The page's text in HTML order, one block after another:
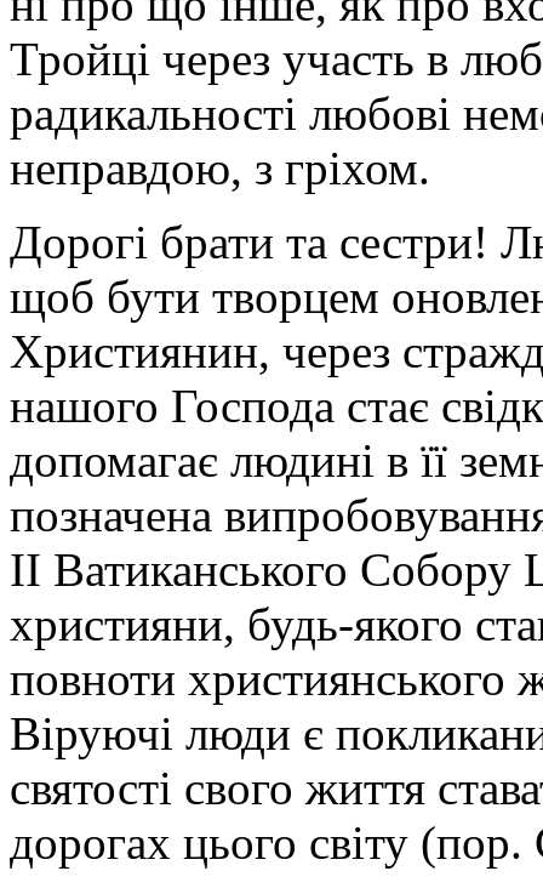
Тройці через участь в
радикальності любові
неправдою, з гріхом.
Дорогі брати та сестри!
щоб бути творцем
Християнин, через
нашого Господа стає
допомагає людині в її
позначена
ІІ Ватиканського
християни, будь-якого
повноти християнського
Віруючі люди є
святості свого життя
дорогах цього світу (пор.